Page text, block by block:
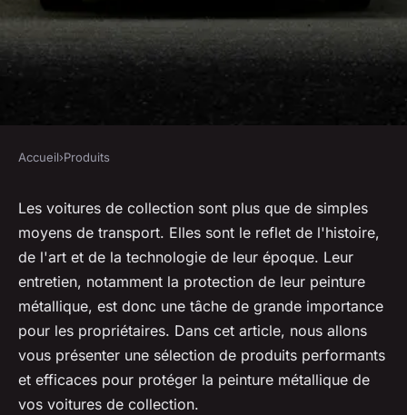
Quels produits sont efficaces
pour protéger les peintures
métalliques des voitures de
collection?
• 6 min de lecture
Accueil›Produits
Les voitures de collection sont plus que de simples
moyens de transport. Elles sont le reflet de l'histoire,
de l'art et de la technologie de leur époque. Leur
entretien, notamment la protection de leur peinture
métallique, est donc une tâche de grande importance
pour les propriétaires. Dans cet article, nous allons
vous présenter une sélection de produits performants
et efficaces pour protéger la peinture métallique de
vos voitures de collection.